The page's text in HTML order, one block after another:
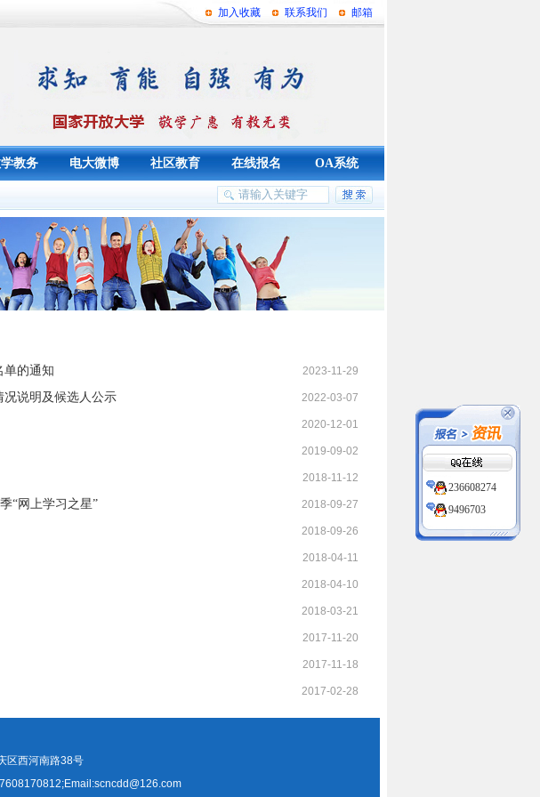
加入收藏 联系我们 邮箱
教务 电大微博 社区教育 在线报名 OA系统
单的通知 2023-11-29
况说明及候选人公示 2022-03-07
2020-12-01
2019-09-02
2018-11-12
“网上学习之星” 2018-09-27
2018-09-26
2018-04-11
2018-04-10
2018-03-21
2017-11-20
2017-11-18
2017-02-28
区西河南路38号
236608274
9496703
236608274